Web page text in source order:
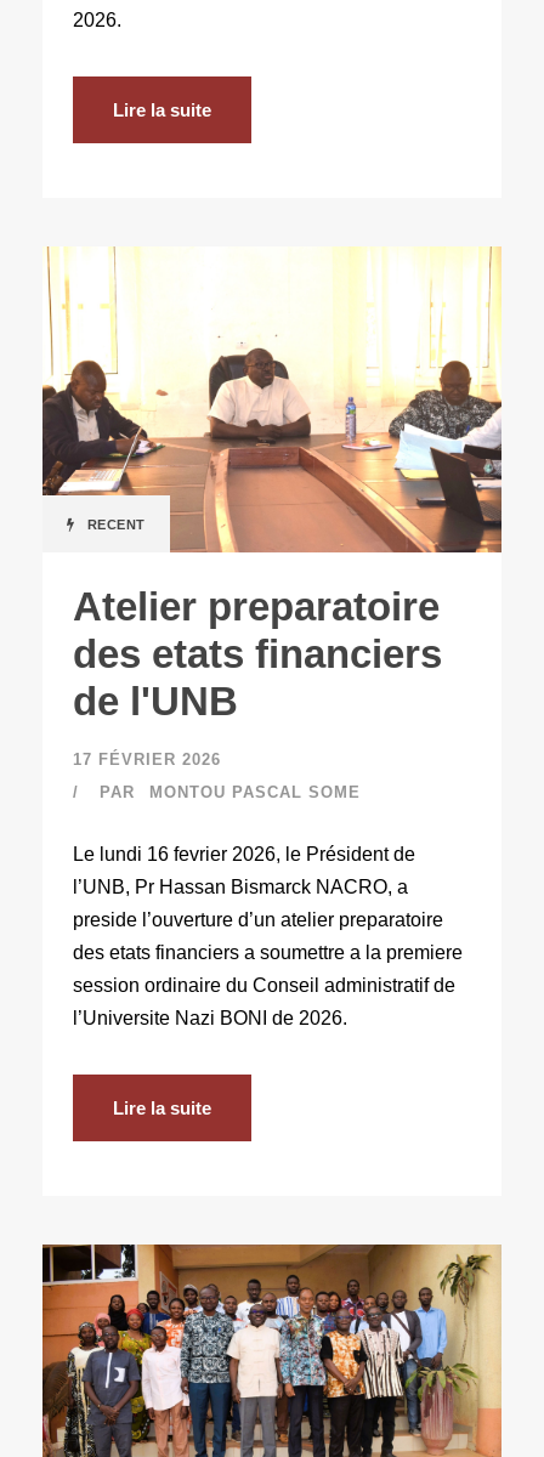
2026.
Lire la suite
RECENT
Atelier preparatoire
des etats financiers
de l'UNB
17 FÉVRIER 2026
PAR
MONTOU PASCAL SOME
Le lundi 16 fevrier 2026, le Président de
l’UNB, Pr Hassan Bismarck NACRO, a
preside l’ouverture d’un atelier preparatoire
des etats financiers a soumettre a la premiere
session ordinaire du Conseil administratif de
l’Universite Nazi BONI de 2026.
Lire la suite